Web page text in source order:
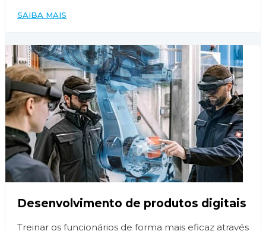
SAIBA MAIS
Desenvolvimento de produtos digitais
Treinar os funcionários de forma mais eficaz através